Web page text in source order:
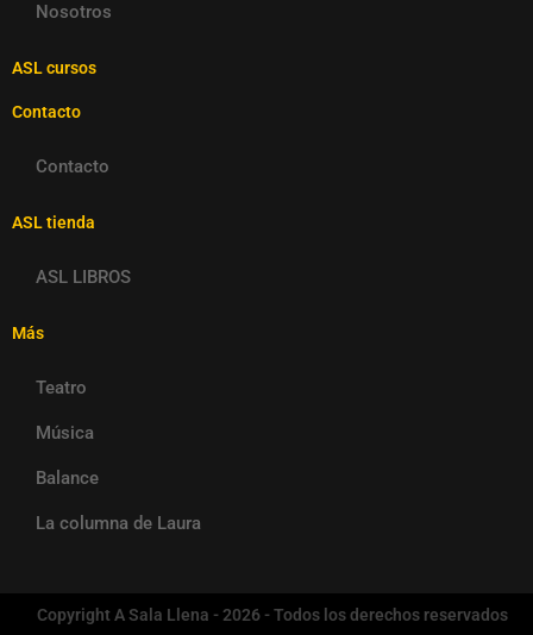
Nosotros
ASL cursos
Contacto
Contacto
ASL tienda
ASL LIBROS
Más
Teatro
Música
Balance
La columna de Laura
Copyright A Sala Llena - 2026 - Todos los derechos reservados